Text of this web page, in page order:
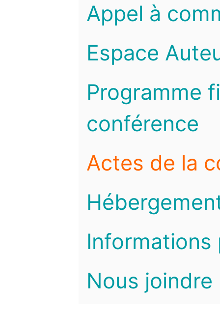
Appel à
Espace
Programme
conférence
Actes de la
Informations
Nous joindre